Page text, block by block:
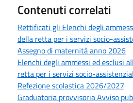
Contenuti correlati
Rettificati gli Elenchi degli
della retta per i servizi socio-
Assegno di maternità anno 2026
Elenchi degli ammessi ed esclusi
retta per i servizi socio-
Refezione scolastica 2026/2027
Graduatoria provvisoria Avviso